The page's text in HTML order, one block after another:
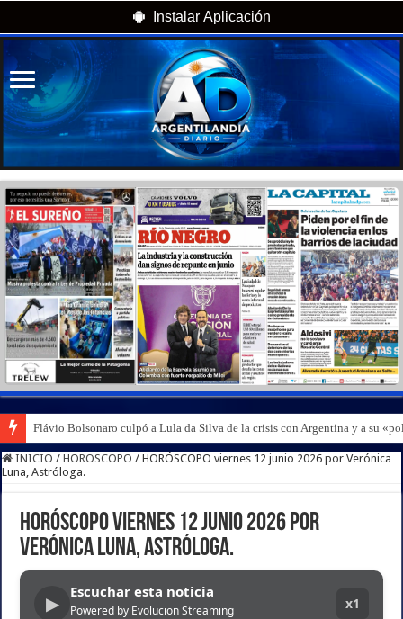
Instalar Aplicación
Flávio Bolsonaro culpó a Lula da Silva de la crisis con Argentina y a su
Santiago Bausili, presidente del Banco Central, coincide con Luis Caputo
INICIO / HOROSCOPO / HORÓSCOPO viernes 12 junio 2026 por Verónica
Luna, Astróloga.
HORÓSCOPO viernes 12 junio 2026 por
Verónica Luna, Astróloga.
▶
Escuchar esta noticia
Powered by Evolucion Streaming x1